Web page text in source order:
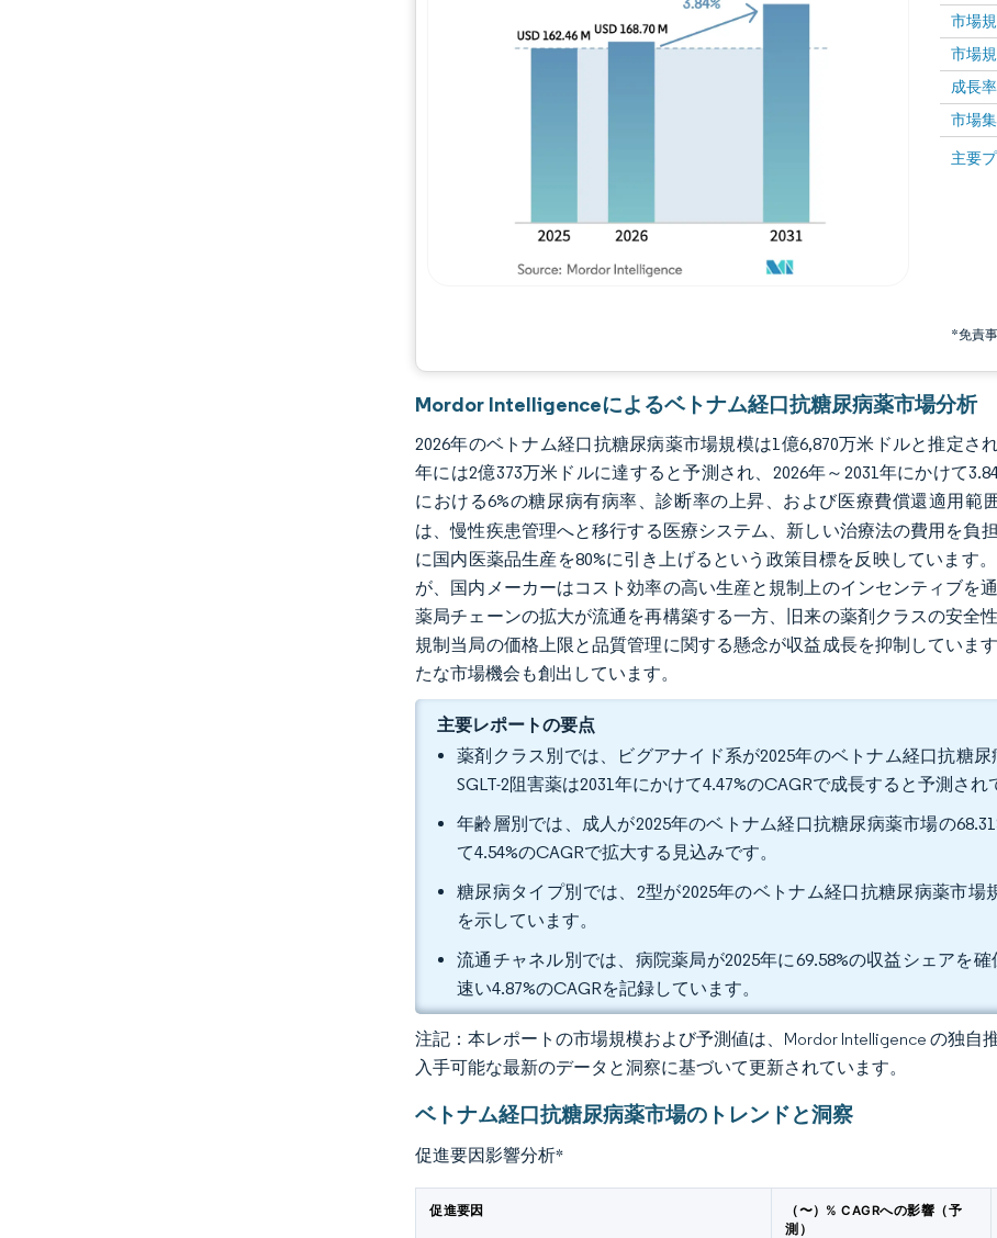
市場
市場
成長
市場
主要
*免責
画像 ©
画像 © Mordor Intelligence。再利用にはCC BY 4.0の表
Mordor Intelligenceによるベトナム経口抗糖尿病薬市場分析
2026年のベトナム経口抗糖尿病薬市場規模は1億6,870万米ドルと推定さ
年には2億373万米ドルに達すると予測され、2026年～2031年にかけて
における6%の糖尿病有病率、診断率の上昇、および医療費償還適用
は、慢性疾患管理へと移行する医療システム、新しい治療法の費用を負
に国内医薬品生産を80%に引き上げるという政策目標を反映しています
が、国内メーカーはコスト効率の高い生産と規制上のインセンティブを
薬局チェーンの拡大が流通を再構築する一方、旧来の薬剤クラスの安全
規制当局の価格上限と品質管理に関する懸念が収益成長を抑制していま
たな市場機会も創出しています。
主要レポートの要点
薬剤クラス別では、ビグアナイド系が2025年のベトナム経口抗糖尿
SGLT-2阻害薬は2031年にかけて4.47%のCAGRで成長すると予測され
年齢層別では、成人が2025年のベトナム経口抗糖尿病薬市場の
て4.54%のCAGRで拡大する見込みです。
糖尿病タイプ別では、2型が2025年のベトナム経口抗糖尿病薬市場
を示しています。
流通チャネル別では、病院薬局が2025年に69.58%の収益シェアを
速い4.87%のCAGRを記録しています。
注記：本レポートの市場規模および予測値は、Mordor Intelligence の独
入手可能な最新のデータと洞察に基づいて更新されています。
ベトナム経口抗糖尿病薬市場のトレンドと洞察
促進要因影響分析*
促進要因
（〜）% CAGRへの影響（予
測）